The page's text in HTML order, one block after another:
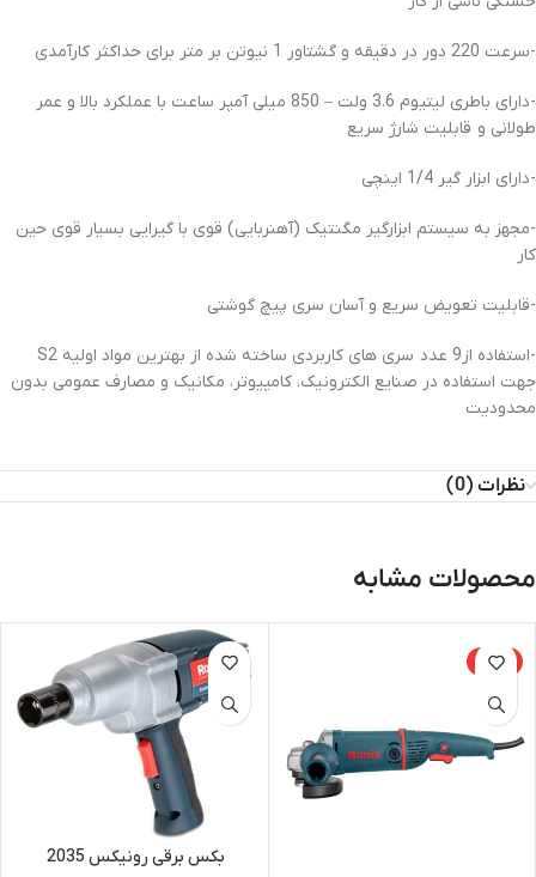
-سرعت 220 دور در دقیقه و گشتاور 1 نیوتن بر متر برای حداکثر کارآمدی
-دارای باطری لیتیوم 3.6 ولت – 850 میلی آمپر ساعت با عملکرد بالا و عمر
طولانی و قابلیت شارژ سریع
-دارای ابزار گیر 1/4 اینچی
-مجهز به سیستم ابزارگیر مگنتیک (آهنربایی) قوی با گیرایی بسیار قوی حین
کار
-قابلیت تعویض سریع و آسان سری پیچ گوشتی
-استفاده از9 عدد سری های کاربردی ساخته شده از بهترین مواد اولیه S2
جهت استفاده در صنایع الکترونیک، کامپیوتر، مکانیک و مصارف عمومی بدون
محدودیت
نظرات (0)
محصولات مشابه
-15%
بکس برقی رونیکس 2035